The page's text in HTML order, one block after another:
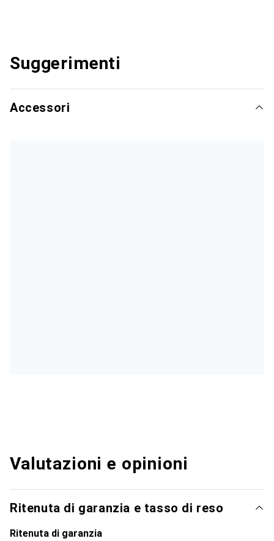
Suggerimenti
Accessori
Valutazioni e opinioni
Ritenuta di garanzia e tasso di reso
Ritenuta di garanzia